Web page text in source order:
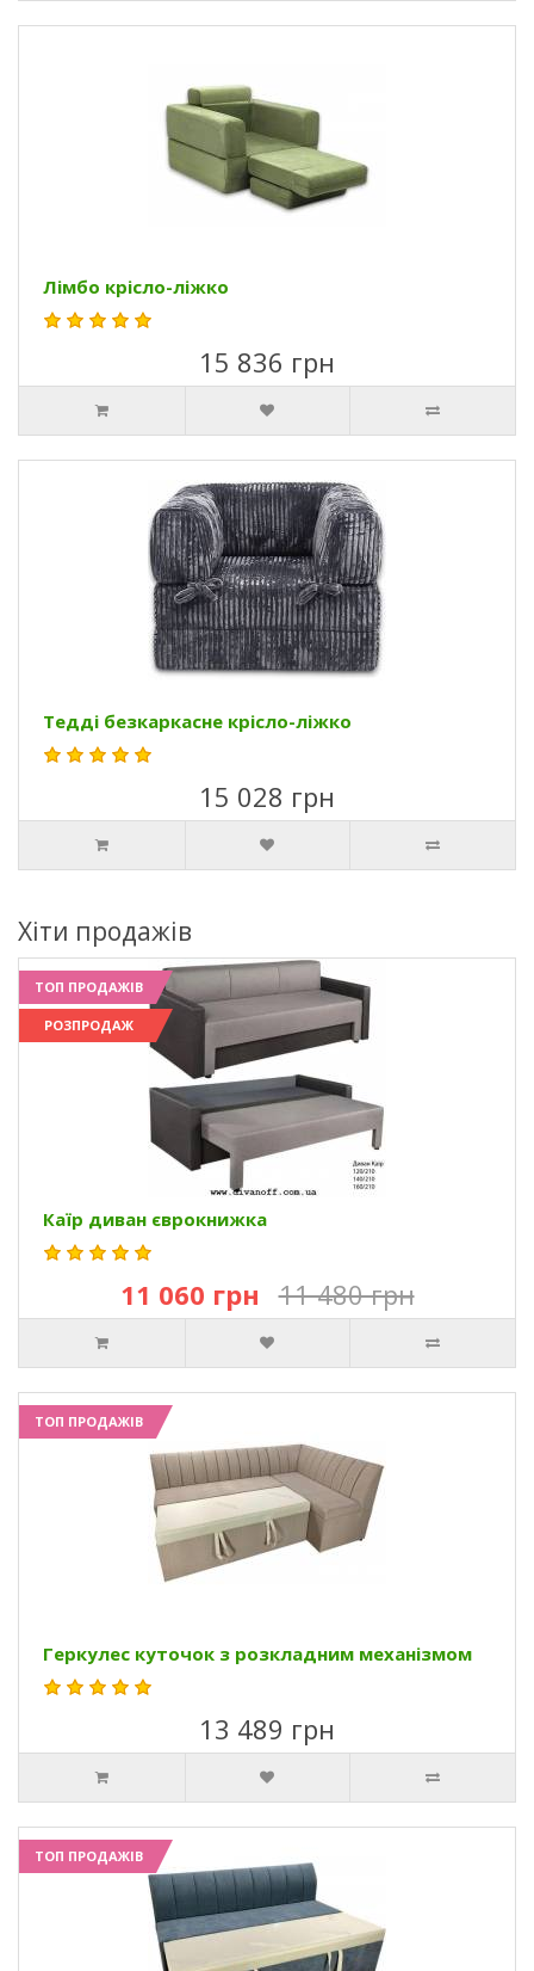
Лімбо крісло-ліжко
15 836 грн
Тедді безкаркасне крісло-ліжко
15 028 грн
Хіти продажів
ТОП ПРОДАЖІВ
РОЗПРОДАЖ
Каїр диван єврокнижка
11 060 грн 11 480 грн
ТОП ПРОДАЖІВ
Геркулес куточок з розкладним механізмом
13 489 грн
ТОП ПРОДАЖІВ